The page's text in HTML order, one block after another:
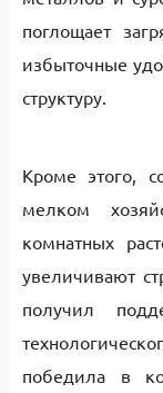
поглощает
избыточные
структуру.
Кроме этого,
мелком
комнатных
увеличивают
получил
победила в